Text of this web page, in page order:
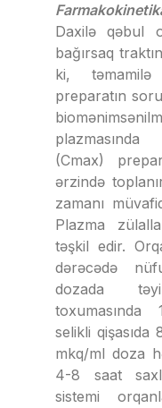
Daxilə qəbul
bağırsaq
ki,
preparatın
(Cmax)
ərzində
zamanı
Plazma
təşkil edir.
dərəcədə
dozada
toxumasında
selikli qişasıda
mkq/ml doza
4-8 saat
sistemi